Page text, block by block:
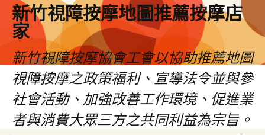
新竹視障按摩地圖推薦按摩店
家
新竹視障按摩協會工會以協助推薦地圖
視障按摩之政策福利、宣導法令並與參
社會活動、加強改善工作環境、促進業
者與消費大眾三方之共同利益為宗旨。